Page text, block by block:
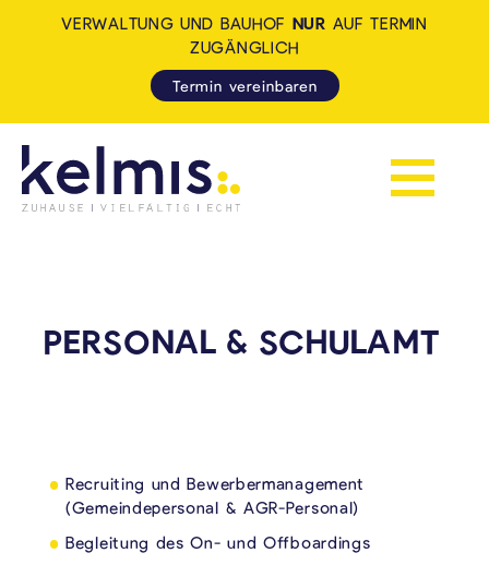
Navigation
VERWALTUNG UND BAUHOF NUR AUF TERMIN
ZUGÄNGLICH
Termin vereinbaren
PERSONAL & SCHULAMT
Recruiting und Bewerbermanagement
(Gemeindepersonal & AGR-Personal)
Begleitung des On- und Offboardings